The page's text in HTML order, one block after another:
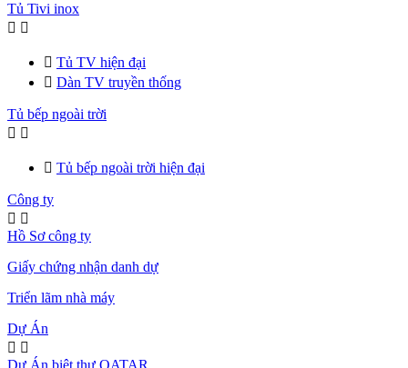
Tủ Tivi inox
 
 Tủ TV hiện đại
 Dàn TV truyền thống
Tủ bếp ngoài trời
 
 Tủ bếp ngoài trời hiện đại
Công ty
 
Hồ Sơ công ty
Giấy chứng nhận danh dự
Triển lãm nhà máy
Dự Án
 
Dự Án biệt thự QATAR